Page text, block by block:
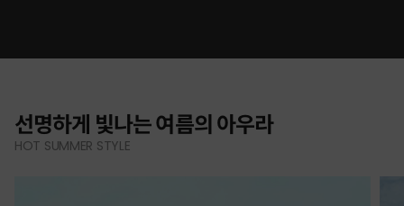
선명하게 빛나는 여름의 아우라
HOT SUMMER STYLE